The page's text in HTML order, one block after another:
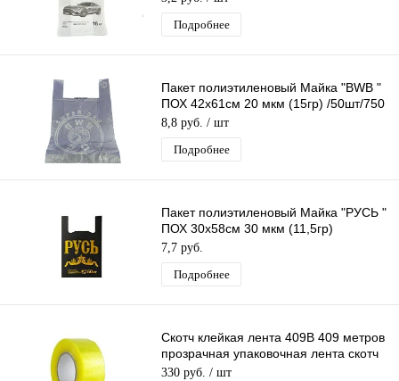
Подробнее
Пакет полиэтиленовый Майка "BWB "
ПОХ 42х61см 20 мкм (15гр) /50шт/750
шт*меш, 1ШТ.
8,8 руб. / шт
Подробнее
Пакет полиэтиленовый Майка "РУСЬ "
ПОХ 30х58см 30 мкм (11,5гр)
/50шт/750 шт*меш, 1ШТ.
7,7 руб.
Подробнее
Скотч клейкая лента 409B 409 метров
прозрачная упаковочная лента скотч
55мм х 409м
330 руб. / шт